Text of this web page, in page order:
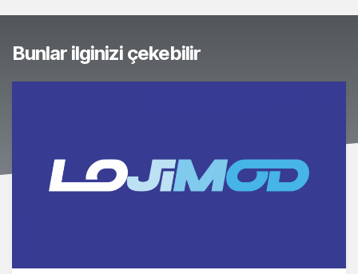
Bunlar ilginizi çekebilir